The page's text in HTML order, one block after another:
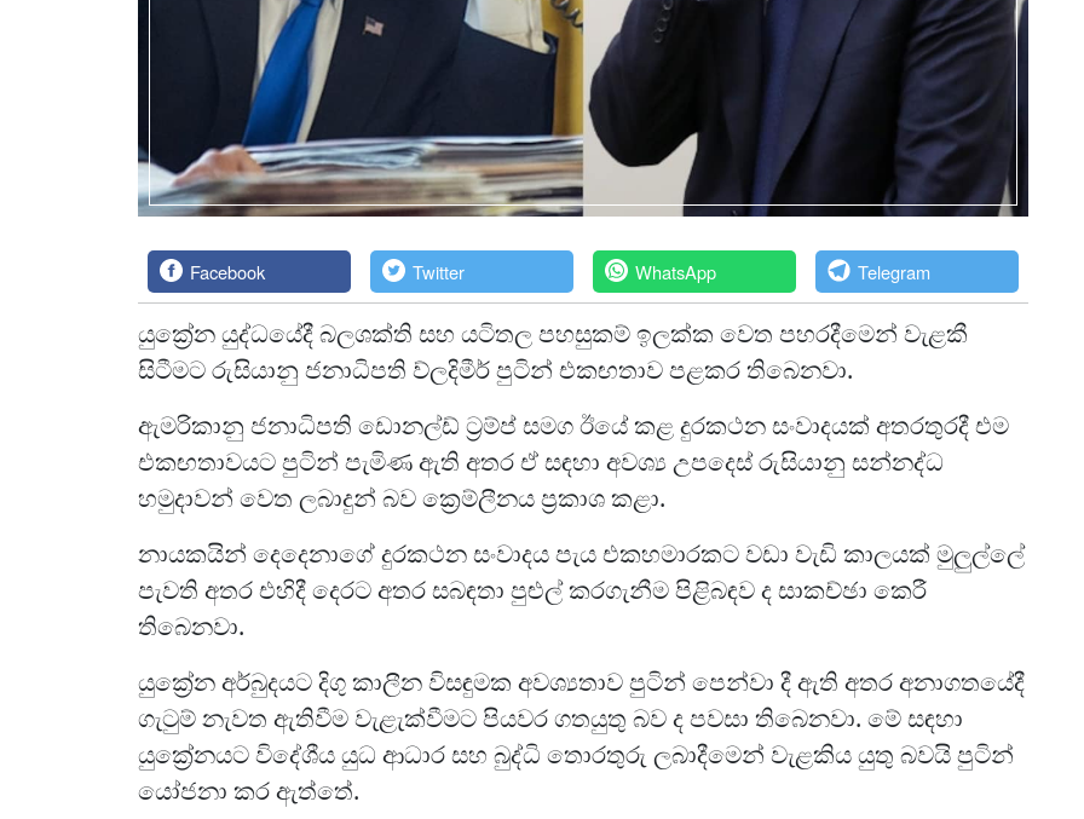
Facebook Twitter WhatsApp Telegram
යුක්‍රේන යුද්ධයේදී බලශක්ති සහ යටිතල පහසුකම් ඉලක්ක වෙත පහරදීමෙන් වැළකී
සිටීමට රුසියානු ජනාධිපති ව්ලදිමීර් පුටින් එකඟතාව පළකර තිබෙනවා.
ඇමරිකානු ජනාධිපති ඩොනල්ඩ් ට්‍රම්ප් සමග ඊයේ කළ දුරකථන සංවාදයක් අතරතුරදී එම
එකඟතාවයට පුටින් පැමිණ ඇති අතර ඒ සඳහා අවශ්‍ය උපදෙස් රුසියානු සන්නද්ධ
හමුදාවන් වෙත ලබාදුන් බව ක්‍රෙම්ලීනය ප්‍රකාශ කළා.
නායකයින් දෙදෙනාගේ දුරකථන සංවාදය පැය එකහමාරකට වඩා වැඩි කාලයක් මුලුල්ලේ
පැවති අතර එහිදී දෙරට අතර සබඳතා පුළුල් කරගැනීම පිළිබඳව ද සාකච්ඡා කෙරී
තිබෙනවා.
යුක්‍රේන අර්බුදයට දිගු කාලීන විසඳුමක අවශ්‍යතාව පුටින් පෙන්වා දී ඇති අතර අනාගතයේදී
ගැටුම් නැවත ඇතිවීම වැළැක්වීමට පියවර ගතයුතු බව ද පවසා තිබෙනවා. මේ සඳහා
යුක්‍රේනයට විදේශීය යුධ ආධාර සහ බුද්ධි තොරතුරු ලබාදීමෙන් වැළකිය යුතු බවයි පුටින්
යෝජනා කර ඇත්තේ.